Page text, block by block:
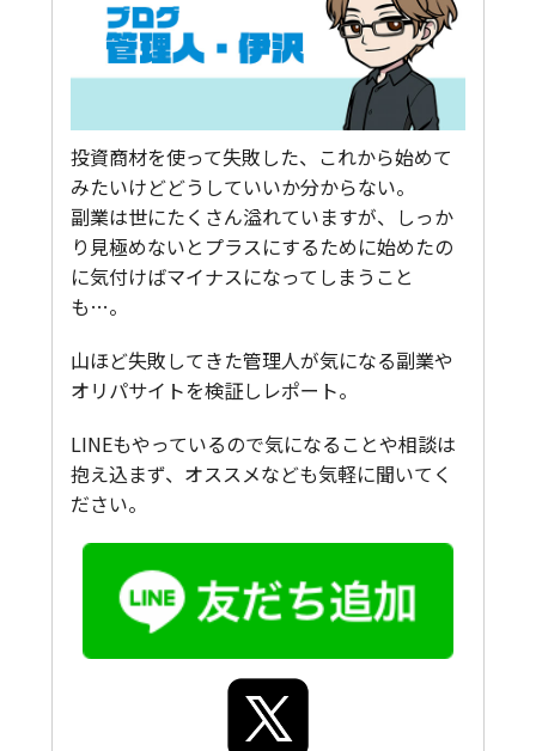
投資商材を使って失敗した、これから始めて
みたいけどどうしていいか分からない。
副業は世にたくさん溢れていますが、しっか
り見極めないとプラスにするために始めたの
に気付けばマイナスになってしまうこと
も…。
山ほど失敗してきた管理人が気になる副業や
オリパサイトを検証しレポート。
LINEもやっているので気になることや相談は
抱え込まず、オススメなども気軽に聞いてく
ださい。